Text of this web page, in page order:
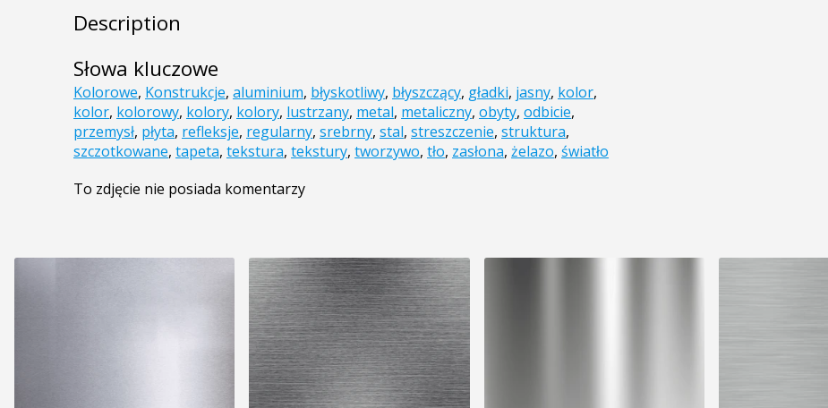
Description
Słowa kluczowe
Kolorowe, Konstrukcje, aluminium, błyskotliwy, błyszczący, gładki, jasny, kolor,
kolor, kolorowy, kolory, kolory, lustrzany, metal, metaliczny, obyty, odbicie,
przemysł, płyta, refleksje, regularny, srebrny, stal, streszczenie, struktura,
szczotkowane, tapeta, tekstura, tekstury, tworzywo, tło, zasłona, żelazo, światło
To zdjęcie nie posiada komentarzy